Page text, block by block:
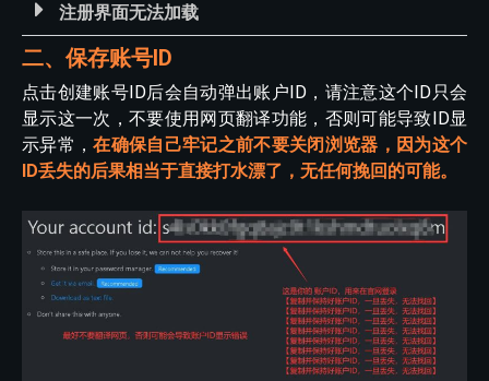
注册界面无法加载
二、保存账号ID
点击创建账号ID后会自动弹出账户ID，请注意这个ID只会
显示这一次，不要使用网页翻译功能，否则可能导致ID显
示异常，在确保自己牢记之前不要关闭浏览器，因为这个
ID丢失的后果相当于直接打水漂了，无任何挽回的可能。